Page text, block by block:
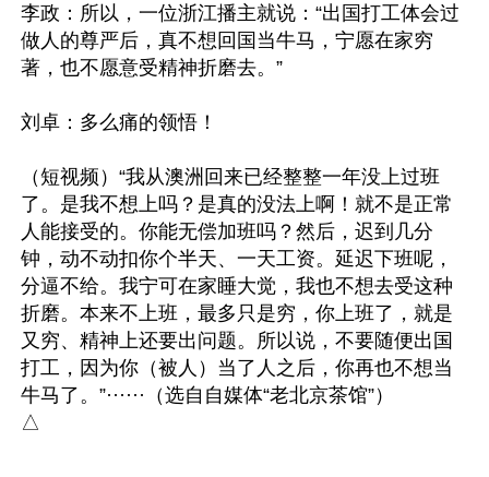
李政：所以，一位浙江播主就说：“出国打工体会过
做人的尊严后，真不想回国当牛马，宁愿在家穷
著，也不愿意受精神折磨去。”
刘卓：多么痛的领悟！
（短视频）“我从澳洲回来已经整整一年没上过班
了。是我不想上吗？是真的没法上啊！就不是正常
人能接受的。你能无偿加班吗？然后，迟到几分
钟，动不动扣你个半天、一天工资。延迟下班呢，
分逼不给。我宁可在家睡大觉，我也不想去受这种
折磨。本来不上班，最多只是穷，你上班了，就是
又穷、精神上还要出问题。所以说，不要随便出国
打工，因为你（被人）当了人之后，你再也不想当
牛马了。”······（选自自媒体“老北京茶馆”）